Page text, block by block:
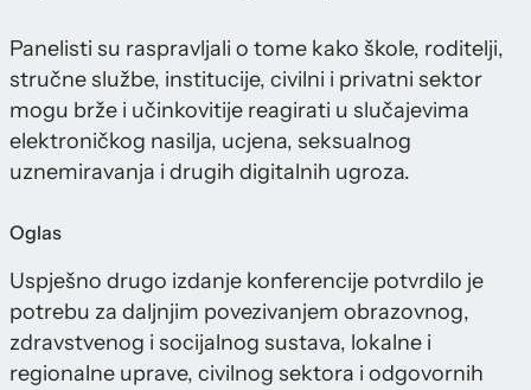
Panelisti su raspravljali o tome kako škole, roditelji,
stručne službe, institucije, civilni i privatni sektor
mogu brže i učinkovitije reagirati u slučajevima
elektroničkog nasilja, ucjena, seksualnog
uznemiravanja i drugih digitalnih ugroza.
Oglas
Uspješno drugo izdanje konferencije potvrdilo je
potrebu za daljnjim povezivanjem obrazovnog,
zdravstvenog i socijalnog sustava, lokalne i
regionalne uprave, civilnog sektora i odgovornih